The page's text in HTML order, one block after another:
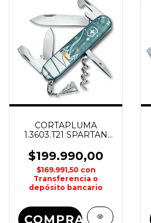
CORTAPLUMA
1.3603.T21 SPARTAN
12 USOS VICTORINOX
$199.990,00
$169.991,50 con
Transferencia o
depósito bancario
COMPRAR